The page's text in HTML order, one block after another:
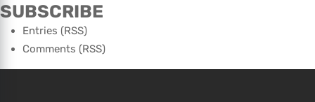
SUBSCRIBE
Entries (RSS)
Comments (RSS)